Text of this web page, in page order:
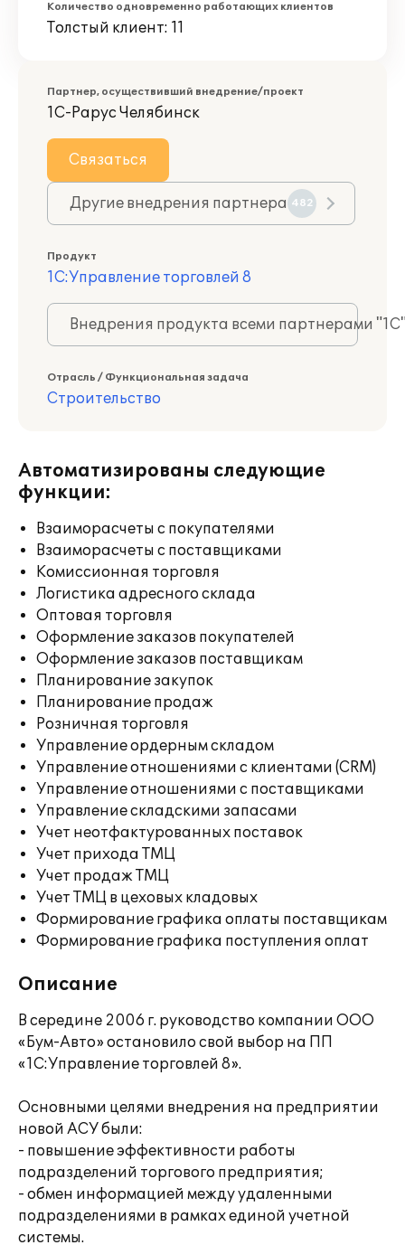
Количество одновременно работающих клиентов
Толстый клиент: 11
Партнер, осуществивший внедрение/проект
1С-Рарус Челябинск
Связаться
Другие внедрения партнера 482
Продукт
1С:Управление торговлей 8
Внедрения продукта всеми партнерами
Отрасль / Функциональная задача
Строительство
Автоматизированы следующие
функции:
Взаиморасчеты с покупателями
Взаиморасчеты с поставщиками
Комиссионная торговля
Логистика адресного склада
Оптовая торговля
Оформление заказов покупателей
Оформление заказов поставщикам
Планирование закупок
Планирование продаж
Розничная торговля
Управление ордерным складом
Управление отношениями с клиентами (CRM)
Управление отношениями с поставщиками
Управление складскими запасами
Учет неотфактурованных поставок
Учет прихода ТМЦ
Учет продаж ТМЦ
Учет ТМЦ в цеховых кладовых
Формирование графика оплаты поставщикам
Формирование графика поступления оплат
Описание
В середине 2006 г. руководство компании ООО
«Бум-Авто» остановило свой выбор на ПП
«1С:Управление торговлей 8».
Основными целями внедрения на предприятии
новой АСУ были:
- повышение эффективности работы
подразделений торгового предприятия;
- обмен информацией между удаленными
подразделениями в рамках единой учетной
системы.